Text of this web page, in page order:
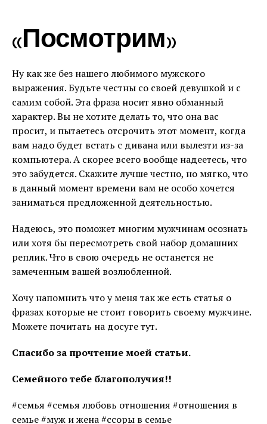
«Посмотрим»
Ну как же без нашего любимого мужского
выражения. Будьте честны со своей девушкой и с
самим собой. Эта фраза носит явно обманный
характер. Вы не хотите делать то, что она вас
просит, и пытаетесь отсрочить этот момент, когда
вам надо будет встать с дивана или вылезти из-за
компьютера. А скорее всего вообще надеетесь, что
это забудется. Скажите лучше честно, но мягко, что
в данный момент времени вам не особо хочется
заниматься предложенной деятельностью.
Надеюсь, это поможет многим мужчинам осознать
или хотя бы пересмотреть свой набор домашних
реплик. Что в свою очередь не останется не
замеченным вашей возлюбленной.
Хочу напомнить что у меня так же есть статья о
фразах которые не стоит говорить своему мужчине.
Можете почитать на досуге тут.
Спасибо за прочтение моей статьи.
Семейного тебе благополучия!!
#семья #семья любовь отношения #отношения в
семье #муж и жена #ссоры в семье